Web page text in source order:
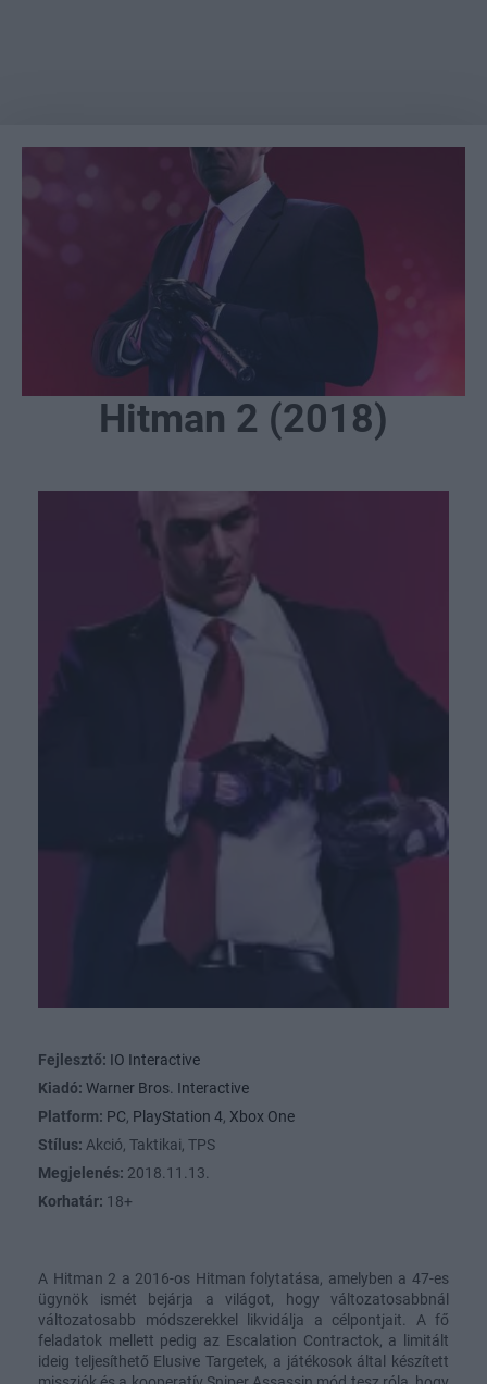
Hitman 2 (2018)
Fejlesztő: IO Interactive
Kiadó: Warner Bros. Interactive
Platform: PC, PlayStation 4, Xbox One
Stílus: Akció, Taktikai, TPS
Megjelenés: 2018.11.13.
Korhatár: 18+
A Hitman 2 a 2016-os Hitman folytatása, amelyben a 47-es
ügynök ismét bejárja a világot, hogy változatosabbnál
változatosabb módszerekkel likvidálja a célpontjait. A fő
feladatok mellett pedig az Escalation Contractok, a limitált
ideig teljesíthető Elusive Targetek, a játékosok által készített